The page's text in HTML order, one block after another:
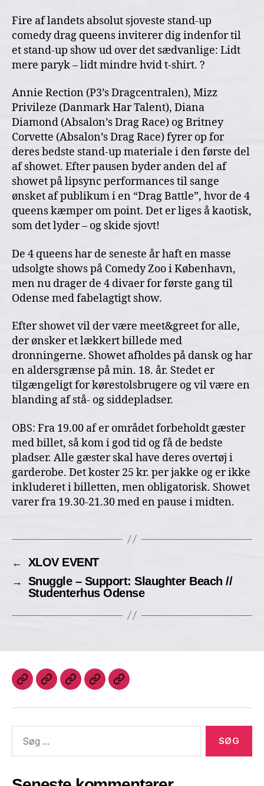
Fire af landets absolut sjoveste stand-up
comedy drag queens inviterer dig indenfor til
et stand-up show ud over det sædvanlige: Lidt
mere paryk – lidt mindre hvid t-shirt. ?
Annie Rection (P3’s Dragcentralen), Mizz
Privileze (Danmark Har Talent), Diana
Diamond (Absalon’s Drag Race) og Britney
Corvette (Absalon’s Drag Race) fyrer op for
deres bedste stand-up materiale i den første del
af showet. Efter pausen byder anden del af
showet på lipsync performances til sange
ønsket af publikum i en “Drag Battle”, hvor de 4
queens kæmper om point. Det er liges å kaotisk,
som det lyder – og skide sjovt!
De 4 queens har de seneste år haft en masse
udsolgte shows på Comedy Zoo i København,
men nu drager de 4 divaer for første gang til
Odense med fabelagtigt show.
Efter showet vil der være meet&greet for alle,
der ønsker et lækkert billede med
dronningerne. Showet afholdes på dansk og har
en aldersgrænse på min. 18. år. Stedet er
tilgængeligt for kørestolsbrugere og vil være en
blanding af stå- og siddepladser.
OBS: Fra 19.00 af er området forbeholdt gæster
med billet, så kom i god tid og få de bedste
pladser. Alle gæster skal have deres overtøj i
garderobe. Det koster 25 kr. per jakke og er ikke
inkluderet i billetten, men obligatorisk. Showet
varer fra 19.30-21.30 med en pause i midten.
← XLOV EVENT
→
Snuggle – Support: Slaughter Beach //
Studenterhus Odense